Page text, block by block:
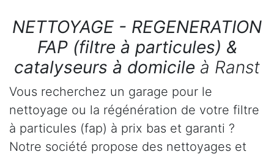
NETTOYAGE - REGENERATION
FAP (filtre à particules) &
catalyseurs à domicile à Ranst
Vous recherchez un garage pour le
nettoyage ou la régénération de votre filtre
à particules (fap) à prix bas et garanti ?
Notre société propose des nettoyages et